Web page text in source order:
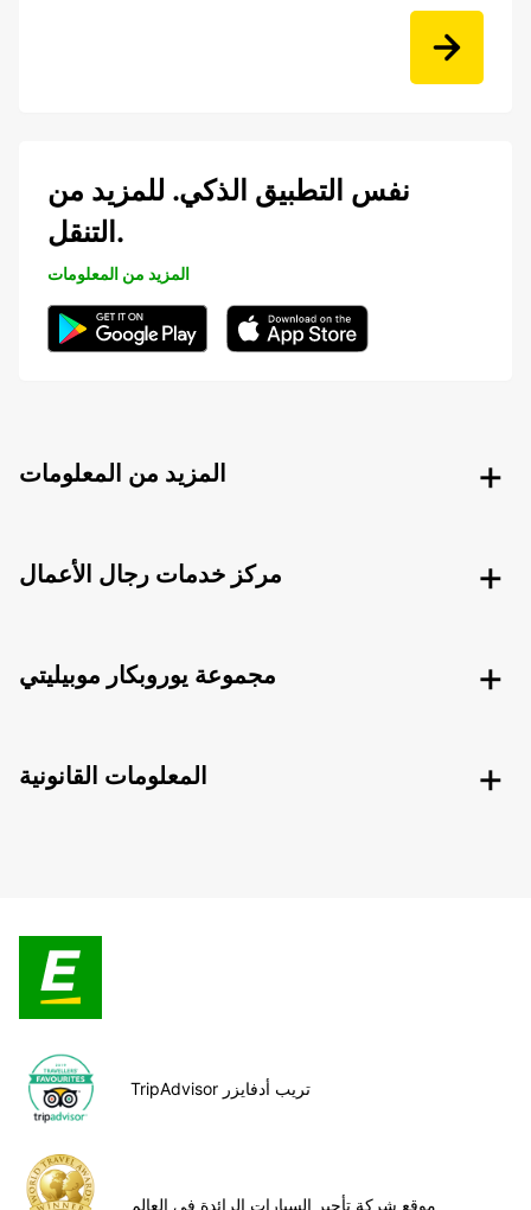
نفس التطبيق الذكي. للمزيد من
التنقل.
المزيد من المعلومات
المزيد من المعلومات
مركز خدمات رجال الأعمال
مجموعة يوروبكار موبيليتي
المعلومات القانونية
TripAdvisor تريب أدفايزر
موقع شركة تأجير السيارات الرائدة في العالم